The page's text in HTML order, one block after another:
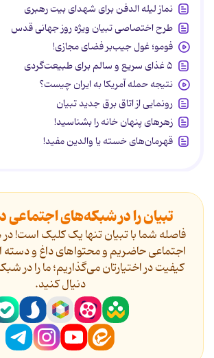
نماز لیله الدفن برای شهدای بیت رهبری
طرح اختصاصی تبیان ویژه روز جهانی قدس
فومو؛ غول جیب‌بر فضای مجازی!
۵ غذای سریع و سالم برای طبیعت‌گردی
نتیجه حمله آمریکا به ایران چیست؟
رونمایی از اتاق برق جدید تبیان
زهرهای پنهان خانه را بشناسید!
قهرمان‌های خسته یا والدین مفید!
تبیان را در شبکه‌های اجتماعی
فاصله شما با تبیان تنها یک کلیک است!
اجتماعی حاضریم و محتواهای داغ و دسته
کیفیت در اختیارتان می‌گذاریم؛ ما را در
دنیال کنید.